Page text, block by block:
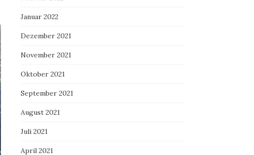
Januar 2022
Dezember 2021
November 2021
Oktober 2021
September 2021
August 2021
Juli 2021
April 2021